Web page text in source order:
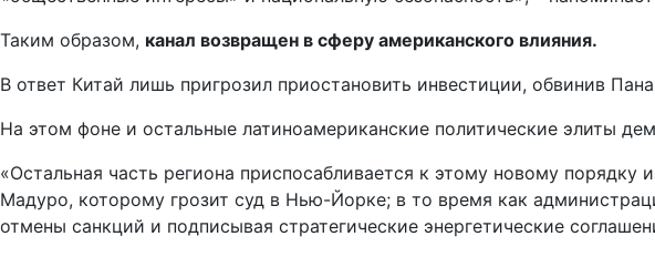
Таким образом, канал возвращен в сферу американского влияния.
В ответ Китай лишь пригрозил приостановить инвестиции, обвинив
На этом фоне и остальные латиноамериканские политические элиты
«Остальная часть региона приспосабливается к этому новому
Мадуро, которому грозит суд в Нью-Йорке; в то время как
отмены санкций и подписывая стратегические энергетические